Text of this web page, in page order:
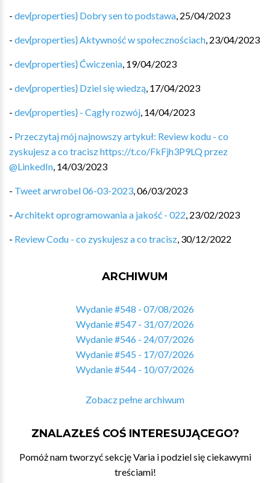
- dev{properties} Dobry sen to podstawa, 25/04/2023
- dev{properties} Aktywność w społecznościach, 23/04/2023
- dev{properties} Ćwiczenia, 19/04/2023
- dev{properties} Dziel się wiedzą, 17/04/2023
- dev{properties} - Cągły rozwój, 14/04/2023
- Przeczytaj mój najnowszy artykuł: Review kodu - co
zyskujesz a co tracisz https://t.co/FkFjh3P9LQ przez
@LinkedIn, 14/03/2023
- Tweet arwrobel 06-03-2023,06/03/2023
- Architekt oprogramowania a jakość - 022, 23/02/2023
- Review Codu - co zyskujesz a co tracisz, 30/12/2022
ARCHIWUM
Wydanie #548 - 07/08/2026
Wydanie #547 - 31/07/2026
Wydanie #546 - 24/07/2026
Wydanie #545 - 17/07/2026
Wydanie #544 - 10/07/2026
Zobacz pełne archiwum
ZNALAZŁEŚ COŚ INTERESUJĄCEGO?
Pomóż nam tworzyć sekcję Varia i podziel się ciekawymi
treściami!